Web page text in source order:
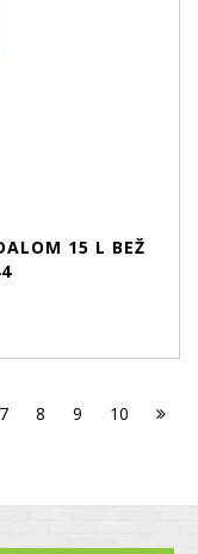
15 L BEŽ
7 8 9 10